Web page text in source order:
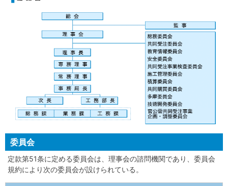
委員会
定款第51条に定める委員会は、理事会の諮問機関であり、委員会
規約により次の委員会が設けられている。